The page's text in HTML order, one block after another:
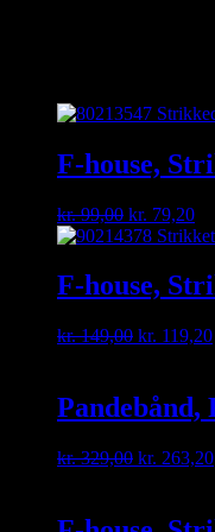
F-house,
kr.99,00 Original
price
kr. 99,00.
kr. 79,20
F-house,
kr.149,00 Original
kr.
kr. 119,20
Pandebånd,
kr.329,00 Original
kr.
kr. 263,20